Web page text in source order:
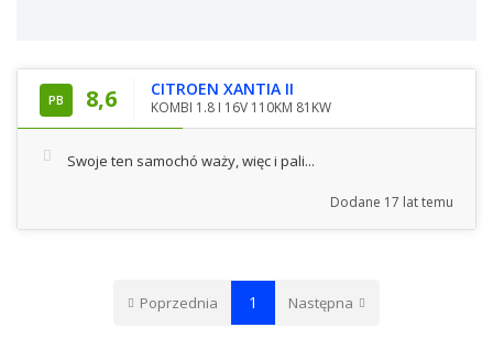
PB 8,6 CITROEN XANTIA II
KOMBI 1.8 I 16V 110KM 81KW
Swoje ten samochó waży, więc i pali...
Dodane 17 lat temu
Poprzednia 1 Następna